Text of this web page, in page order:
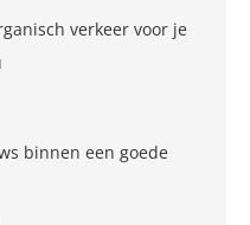
verkeer voor je
binnen een goede